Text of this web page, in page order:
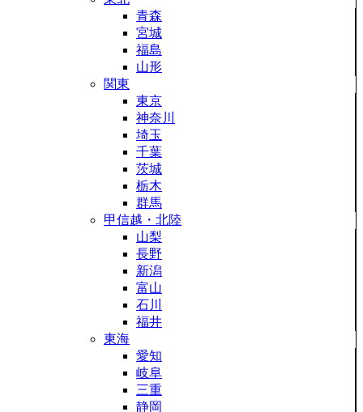
青森
宮城
福島
山形
関東
東京
神奈川
埼玉
千葉
茨城
栃木
群馬
甲信越・北陸
山梨
長野
新潟
富山
石川
福井
東海
愛知
岐阜
三重
静岡